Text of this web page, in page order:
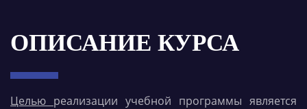
ОПИСАНИЕ КУРСА
Целью реализации учебной программы является